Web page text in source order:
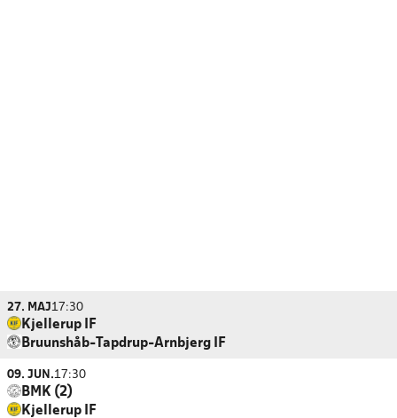
27. MAJ17:30
Kjellerup IF
Bruunshåb-Tapdrup-Arnbjerg IF
09. JUN.17:30
BMK (2)
Kjellerup IF